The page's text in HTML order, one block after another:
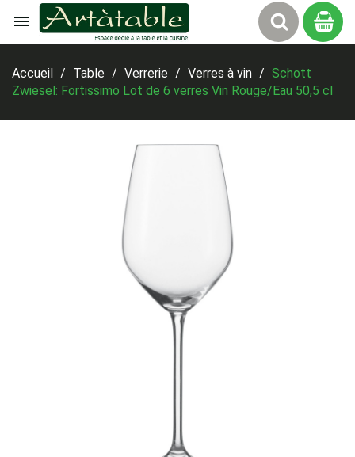

Accueil
Table Verrerie Verres à vin
Schott
Zwiesel: Fortissimo Lot de 6 verres Vin Rouge/Eau 50,5 cl